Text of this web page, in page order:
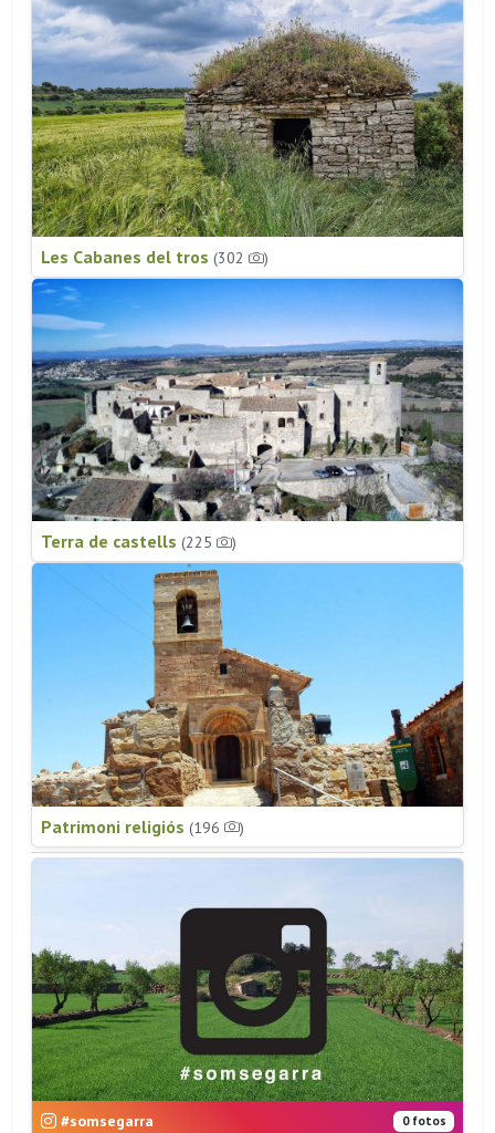
Les Cabanes del tros (302 )
Terra de castells (225 )
Patrimoni religiós (196 )
#somsegarra 0 fotos